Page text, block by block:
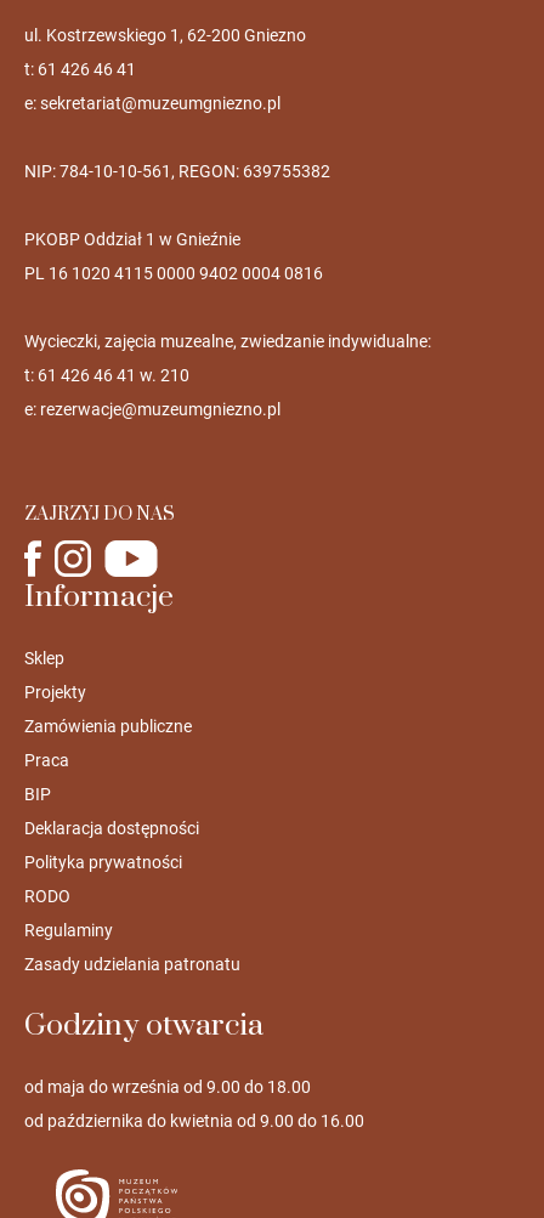
ul. Kostrzewskiego 1, 62-200 Gniezno
t: 61 426 46 41
e:sekretariat@muzeumgniezno.pl
NIP: 784-10-10-561, REGON: 639755382
PKOBP Oddział 1 w Gnieźnie
PL 16 1020 4115 0000 9402 0004 0816
Wycieczki, zajęcia muzealne, zwiedzanie indywidualne:
t: 61 426 46 41 w. 210
e: rezerwacje@muzeumgniezno.pl
ZAJRZYJ DO NAS
Informacje
Sklep
Projekty
Zamówienia publiczne
Praca
BIP
Deklaracja dostępności
Polityka prywatności
RODO
Regulaminy
Zasady udzielania patronatu
Godziny otwarcia
od maja do września od 9.00 do 18.00
od października do kwietnia od 9.00 do 16.00